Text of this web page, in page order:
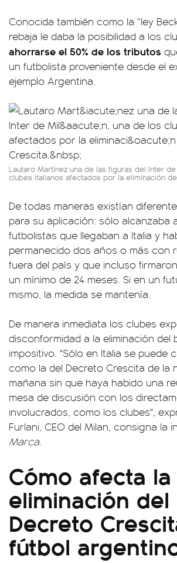
Conocida también como la “ley
rebaja le daba la posibilidad a los
ahorrarse el 50% de los tributos
un futbolista proveniente desde el
ejemplo Argentina.
Lautaro Martínez una de las figuras del Inter
clubes italianos afectados por la eliminación
De todas maneras existían
para su aplicación: sólo alcanzaba
futbolistas que llegaban a Italia y
permanecido dos años o más con
fuera del país y que incluso
un mínimo de 24 meses. Si en un
mismo, la medida se mantenía.
De manera inmediata los clubes
disconformidad a la eliminación del
impositivo. "Sólo en Italia se puede
como la del Decreto Crescita de la
mañana sin que haya habido una
mesa de discusión con los
involucrados, como los clubes",
Furlani, CEO del Milan, consigna la
Marca.
Cómo afecta la
eliminación del
Decreto
fútbol